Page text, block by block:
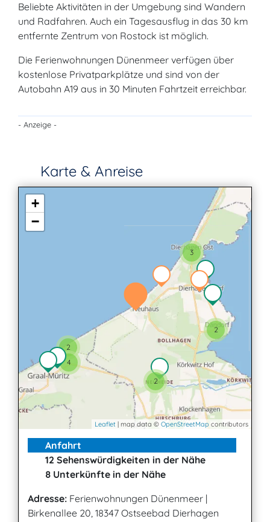
Beliebte Aktivitäten in der Umgebung sind Wandern
und Radfahren. Auch ein Tagesausflug in das 30 km
entfernte Zentrum von Rostock ist möglich.
Die Ferienwohnungen Dünenmeer verfügen über
kostenlose Privatparkplätze und sind von der
Autobahn A19 aus in 30 Minuten Fahrtzeit erreichbar.
- Anzeige -
Karte & Anreise
2
2
2
4
3
+
−
Leaflet | map data © OpenStreetMap contributors
Anfahrt
12 Sehenswürdigkeiten in der Nähe
8 Unterkünfte in der Nähe
Adresse: Ferienwohnungen Dünenmeer |
Birkenallee 20, 18347 Ostseebad Dierhagen